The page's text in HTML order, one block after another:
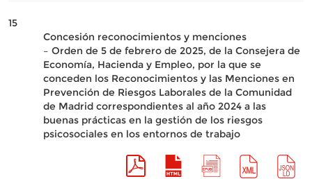
15
Concesión reconocimientos y menciones
– Orden de 5 de febrero de 2025, de la Consejera de
Economía, Hacienda y Empleo, por la que se
conceden los Reconocimientos y las Menciones en
Prevención de Riesgos Laborales de la Comunidad
de Madrid correspondientes al año 2024 a las
buenas prácticas en la gestión de los riesgos
psicosociales en los entornos de trabajo